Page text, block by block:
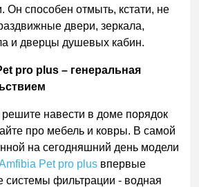
способен отмыть, кстати, не
двери, зеркала,
и дверцы душевых кабин.
pro plus – генеральная
навести в доме порядок
про мебель и ковры. В самой
на сегодняшний день модели
Pet pro plus впервые
системы фильтрации - водная